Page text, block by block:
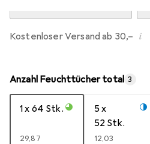
Kostenloser Versand ab 30,– i
Anzahl Feuchttücher total 3
1 x 64 Stk.
EUR
29,87
5 x
52 Stk.
EUR
12,03